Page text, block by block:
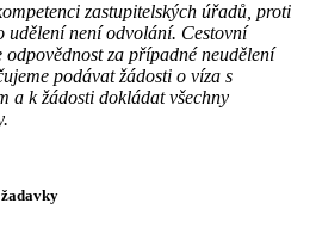
zastupitelských úřadů, proti
udělení není odvolání. Cestovní
odpovědnost za případné neudělení
podávat žádosti o víza s
a k žádosti dokládat všechny